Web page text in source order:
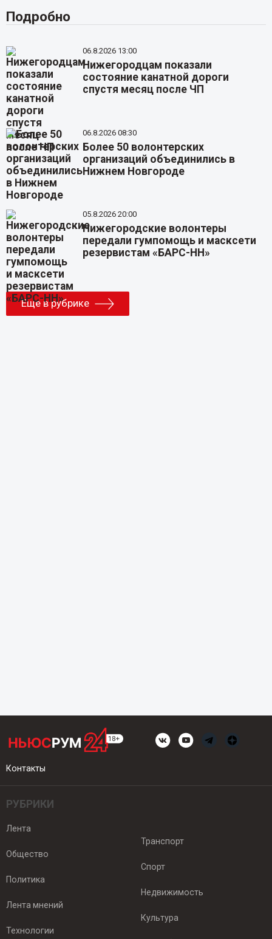
Подробно
06.8.2026 13:00
Нижегородцам показали
состояние канатной дороги
спустя месяц после ЧП
06.8.2026 08:30
Более 50 волонтерских
организаций объединились в
Нижнем Новгороде
05.8.2026 20:00
Нижегородские волонтеры
передали гумпомощь и масксети
резервистам «БАРС-НН»
Еще в рубрике
Контакты
РУБРИКИ
Лента
Общество
Политика
Лента мнений
Технологии
Транспорт
Спорт
Недвижимость
Культура